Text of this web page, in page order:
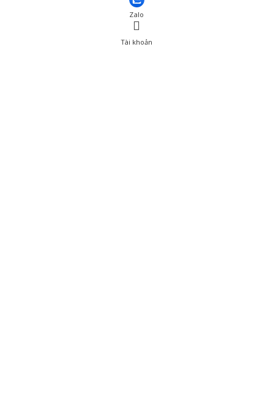
Zalo
Tài khoản